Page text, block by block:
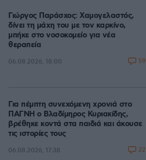
Γιώργος Παράσχος: Χαμογελαστός,
δίνει τη μάχη του με τον καρκίνο,
μπήκε στο νοσοκομείο για νέα
θεραπεία
06.08.2026, 18:00 59
Για πέμπτη συνεχόμενη χρονιά στο
ΠΑΓΝΗ ο Βλαδίμηρος Κυριακίδης,
βρέθηκε κοντά στα παιδιά και άκουσε
τις ιστορίες τους
06.08.2026, 17:38 22